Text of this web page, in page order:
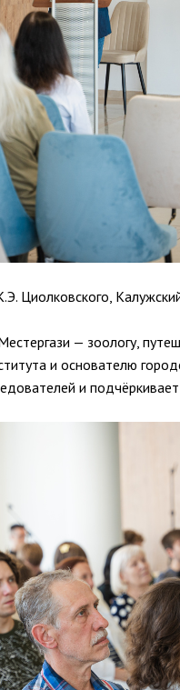
Циолковского,
— зоологу,
и основателю
и